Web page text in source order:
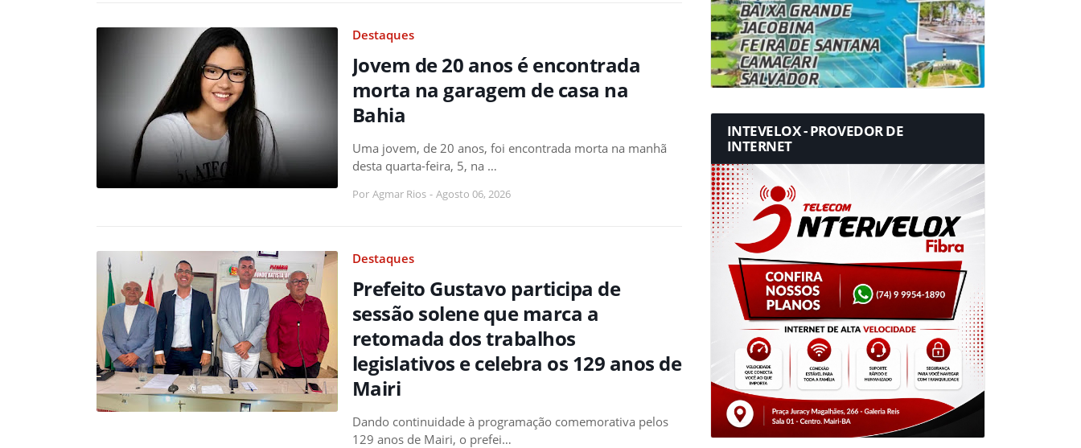
Destaques
Jovem de 20 anos é encontrada
morta na garagem de casa na
Bahia
Uma jovem, de 20 anos, foi encontrada morta na manhã
desta quarta-feira, 5, na …
Por Agmar Rios - Agosto 06, 2026
Destaques
Prefeito Gustavo participa de
sessão solene que marca a
retomada dos trabalhos
legislativos e celebra os 129 anos de
Mairi
Dando continuidade à programação comemorativa pelos
129 anos de Mairi, o prefei…
INTEVELOX - PROVEDOR DE
INTERNET